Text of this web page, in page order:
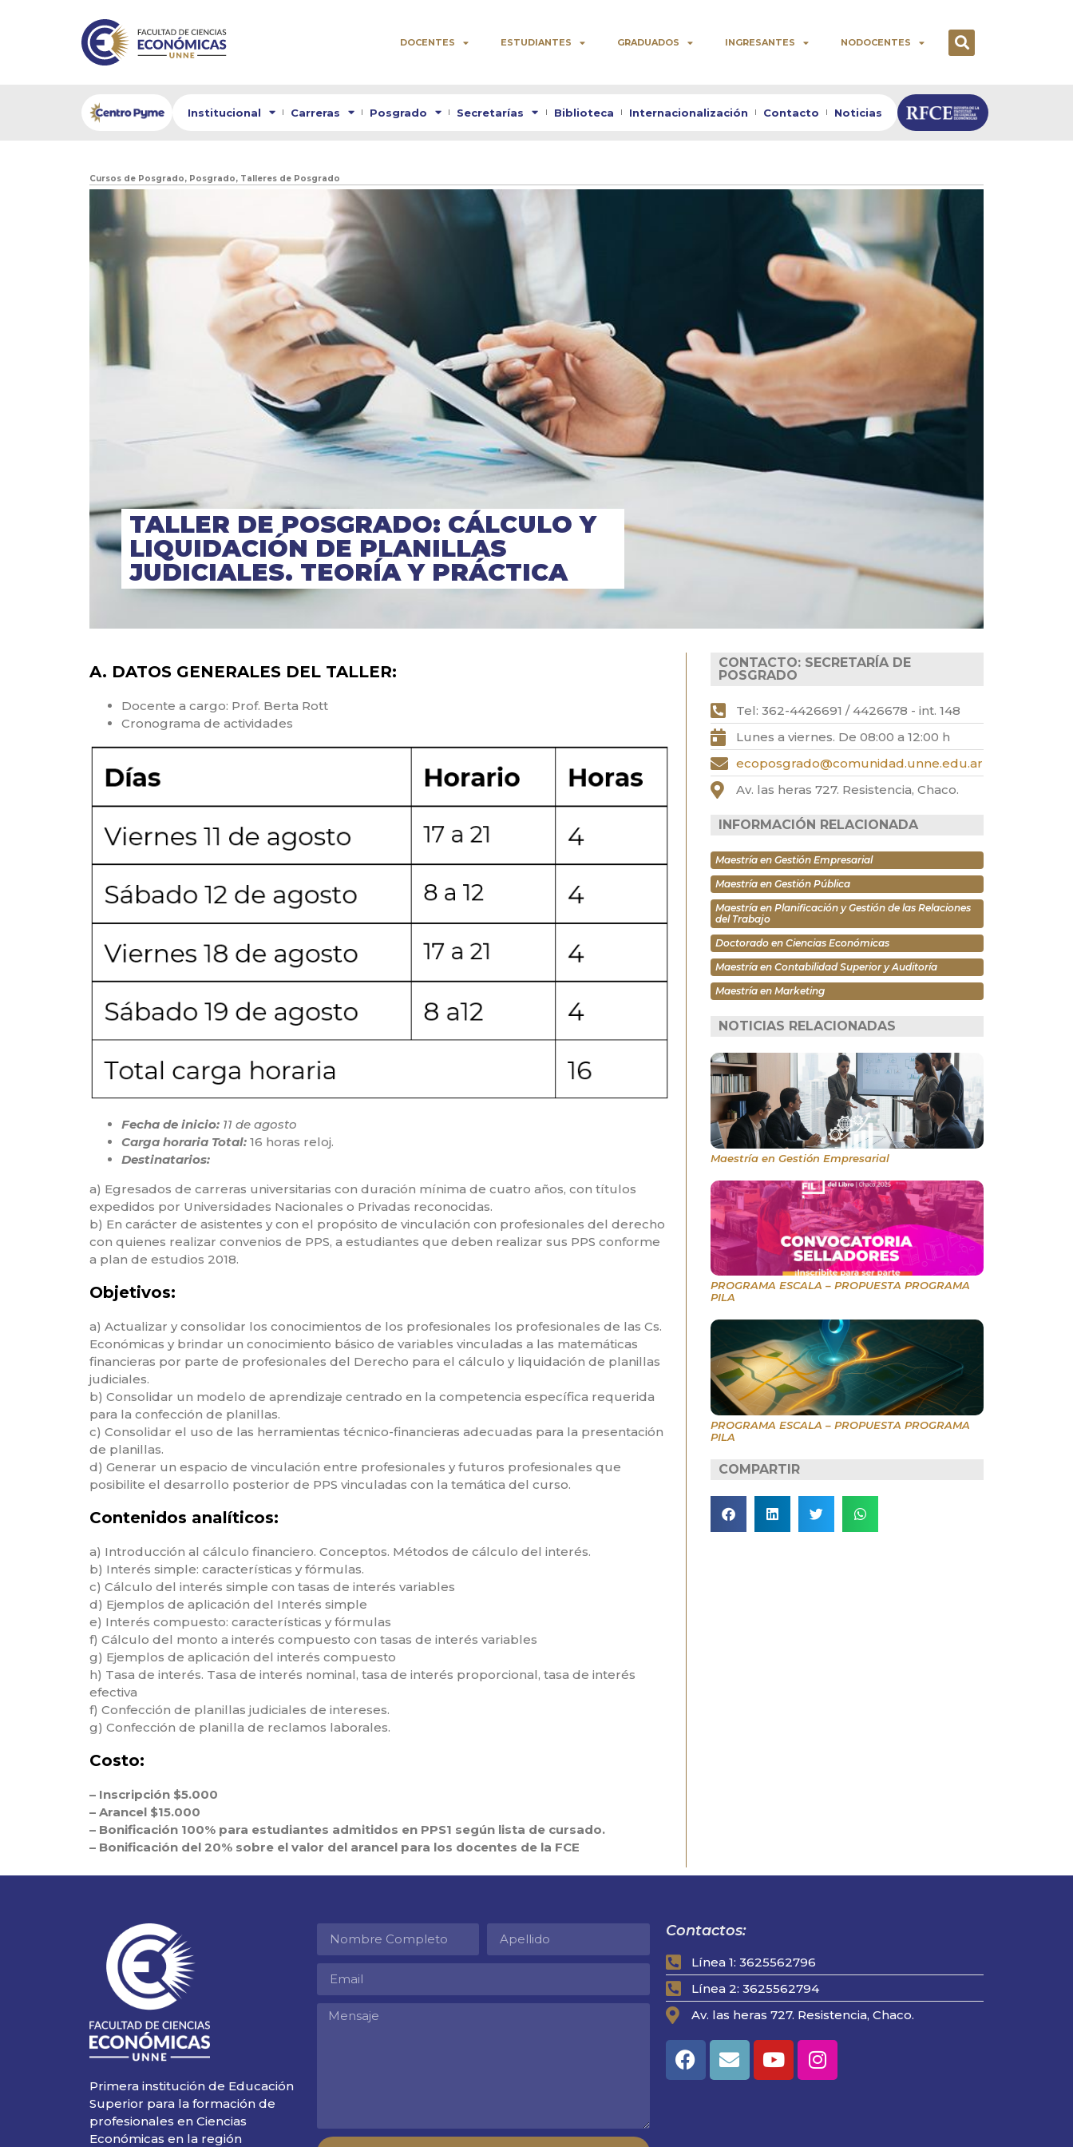
DOCENTES ESTUDIANTES GRADUADOS INGRESANTES NODOCENTES
Institucional Carreras Posgrado Secretarías Biblioteca Internacionalización Contacto Noticias
Cursos de Posgrado, Posgrado, Talleres de Posgrado
TALLER DE POSGRADO: CÁLCULO Y
LIQUIDACIÓN DE PLANILLAS
JUDICIALES. TEORÍA Y PRÁCTICA
A. DATOS GENERALES DEL TALLER:
Docente a cargo: Prof. Berta Rott
Cronograma de actividades
Fecha de inicio: 11 de agosto
Carga horaria Total: 16 horas reloj.
Destinatarios:
a) Egresados de carreras universitarias con duración mínima de cuatro años, con títulos
expedidos por Universidades Nacionales o Privadas reconocidas.
b) En carácter de asistentes y con el propósito de vinculación con profesionales del derecho
con quienes realizar convenios de PPS, a estudiantes que deben realizar sus PPS conforme
a plan de estudios 2018.
Objetivos:
a) Actualizar y consolidar los conocimientos de los profesionales los profesionales de las Cs.
Económicas y brindar un conocimiento básico de variables vinculadas a las matemáticas
financieras por parte de profesionales del Derecho para el cálculo y liquidación de planillas
judiciales.
b) Consolidar un modelo de aprendizaje centrado en la competencia específica requerida
para la confección de planillas.
c) Consolidar el uso de las herramientas técnico-financieras adecuadas para la presentación
de planillas.
d) Generar un espacio de vinculación entre profesionales y futuros profesionales que
posibilite el desarrollo posterior de PPS vinculadas con la temática del curso.
Contenidos analíticos:
a) Introducción al cálculo financiero. Conceptos. Métodos de cálculo del interés.
b) Interés simple: características y fórmulas.
c) Cálculo del interés simple con tasas de interés variables
d) Ejemplos de aplicación del Interés simple
e) Interés compuesto: características y fórmulas
f) Cálculo del monto a interés compuesto con tasas de interés variables
g) Ejemplos de aplicación del interés compuesto
h) Tasa de interés. Tasa de interés nominal, tasa de interés proporcional, tasa de interés
efectiva
f) Confección de planillas judiciales de intereses.
g) Confección de planilla de reclamos laborales.
Costo:
– Inscripción $5.000
– Arancel $15.000
– Bonificación 100% para estudiantes admitidos en PPS1 según lista de cursado.
– Bonificación del 20% sobre el valor del arancel para los docentes de la FCE
CONTACTO: SECRETARÍA DE
POSGRADO
Tel: 362-4426691 / 4426678 - int. 148
Lunes a viernes. De 08:00 a 12:00 h
ecoposgrado@comunidad.unne.edu.ar
Av. las heras 727. Resistencia, Chaco.
INFORMACIÓN RELACIONADA
Maestría en Gestión Empresarial
Maestría en Gestión Pública
Maestría en Planificación y Gestión de las Relaciones
del Trabajo
Doctorado en Ciencias Económicas
Maestría en Contabilidad Superior y Auditoría
Maestría en Marketing
NOTICIAS RELACIONADAS
Maestría en Gestión Empresarial
PROGRAMA ESCALA – PROPUESTA PROGRAMA
PILA
PROGRAMA ESCALA – PROPUESTA PROGRAMA
PILA
COMPARTIR
Primera institución de Educación
Superior para la formación de
profesionales en Ciencias
Económicas en la región
Contactos:
Línea 1: 3625562796
Línea 2: 3625562794
Av. las heras 727. Resistencia, Chaco.